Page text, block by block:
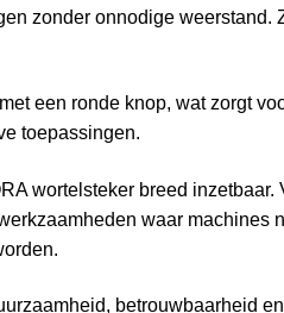
zonder onnodige
een ronde knop, wat zorgt
toepassingen.
wortelsteker breed
waar
betrouwbaarheid